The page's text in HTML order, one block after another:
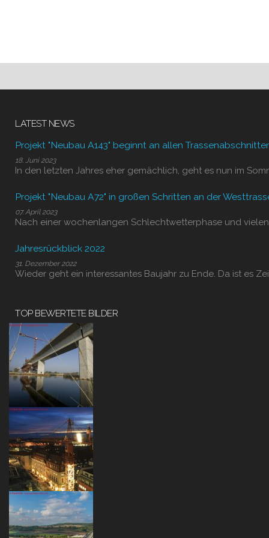
LATEST NEWS
Projekt "Neubau A143" beginnt an allen
18. Juni 2023
In den letzten Jahres eher gemächlich, geht es nun im
Projekt "Neubau A72" in großen Schritten an der
07. April 2023
Nach einer wochenlangen Schlechtwetterphase und
Jahresrückblick 2022
31. Dezember 2022
Wieder geht ein interessantes Baujahr zu Ende. Da ist es
TOP BEWERTETE BILDER